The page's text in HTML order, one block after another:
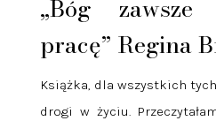
„Bóg
pracę” Regina
Książka, dla wszystkich
drogi w życiu.